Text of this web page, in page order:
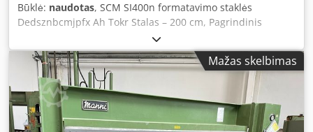
Būklė: naudotas, SCM SI400n formatavimo staklės
Dedsznbcmjpfx Ah Tokr Stalas – 200 cm, Pagrindinis
variklis – 7,5 kW, Rankiniu būdu reguliuojamas atbraižymo
ašmenis, Maksimalus pjūvio plotis iš dešinės pusės – 1670
mm, Nuolydis 0–45 laipsniai, reguliuojamas rankiniu būdu,
Viršutinio ir apatinio pjūklo aukštis reguliuojamas rankiniu
būdu, Maksimalus disko skersmuo – 400 mm, 3 sukimosi
greičiai.
Mažas skelbimas